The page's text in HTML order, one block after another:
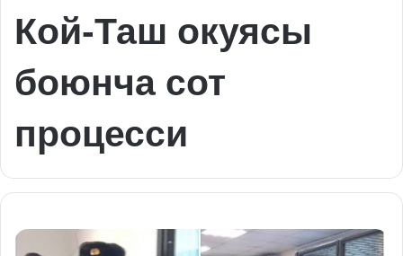
Кой-Таш окуясы
боюнча сот
процесси